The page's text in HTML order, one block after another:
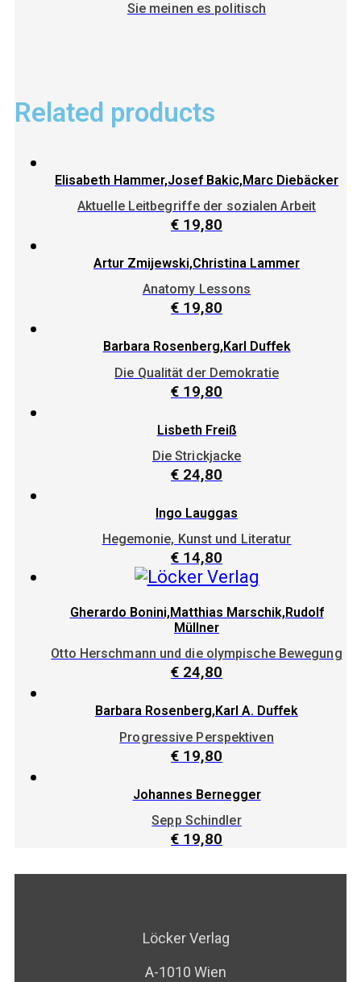
Sie meinen es politisch
Related products
Elisabeth Hammer,Josef Bakic,Marc Diebäcker
Aktuelle Leitbegriffe der sozialen Arbeit
€ 19,80
Artur Zmijewski,Christina Lammer
Anatomy Lessons
€ 19,80
Barbara Rosenberg,Karl Duffek
Die Qualität der Demokratie
€ 19,80
Lisbeth Freiß
Die Strickjacke
€ 24,80
Ingo Lauggas
Hegemonie, Kunst und Literatur
€ 14,80
Gherardo Bonini,Matthias Marschik,Rudolf
Müllner
Otto Herschmann und die olympische Bewegung
€ 24,80
Barbara Rosenberg,Karl A. Duffek
Progressive Perspektiven
€ 19,80
Johannes Bernegger
Sepp Schindler
€ 19,80
Löcker Verlag
A-1010 Wien